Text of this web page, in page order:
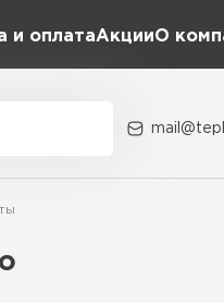
и оплатаАкцииО